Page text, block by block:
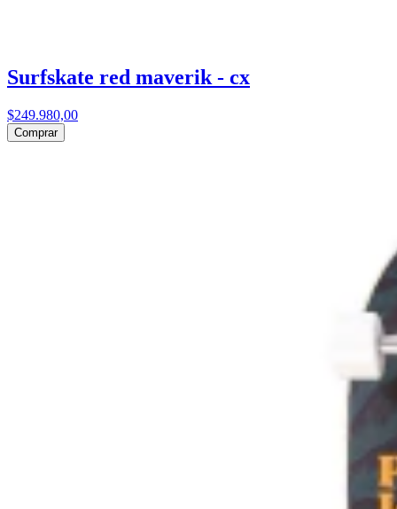
Surfskate red maverik - cx
$249.980,00
Comprar